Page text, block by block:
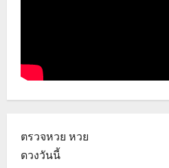
ตรวจหวย หวย
ดวงวันนี้